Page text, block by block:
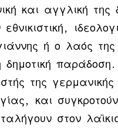
και αγγλική της
ή ο λαός
της γερμανικής
και
στον